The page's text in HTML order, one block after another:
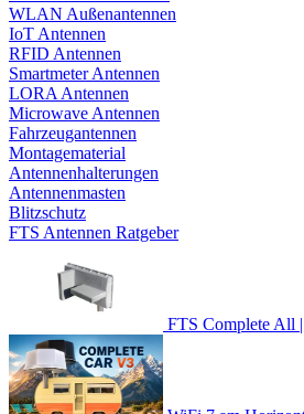
WLAN Außenantennen
IoT Antennen
RFID Antennen
Smartmeter Antennen
LORA Antennen
Microwave Antennen
Fahrzeugantennen
Montagematerial
Antennenhalterungen
Antennenmasten
Blitzschutz
FTS Antennen Ratgeber
FTS Complete All